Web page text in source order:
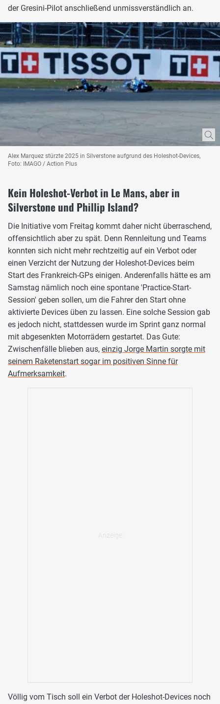
der Gresini-Pilot anschließend unmissverständlich an.
Alex Marquez stürzte 2025 in Silverstone aufgrund des Holeshot-Devices,
Foto: IMAGO / Action Plus
Kein Holeshot-Verbot in Le Mans, aber in
Silverstone und Phillip Island?
Die Initiative vom Freitag kommt daher nicht überraschend,
offensichtlich aber zu spät. Denn Rennleitung und Teams
konnten sich nicht mehr rechtzeitig auf ein Verbot oder
einen Verzicht der Nutzung der Holeshot-Devices beim
Start des Frankreich-GPs einigen. Anderenfalls hätte es am
Samstag nämlich noch eine spontane 'Practice-Start-
Session' geben sollen, um die Fahrer den Start ohne
aktivierte Devices üben zu lassen. Eine solche Session gab
es jedoch nicht, stattdessen wurde im Sprint ganz normal
mit abgesenkten Motorrädern gestartet. Das Gute:
Zwischenfälle blieben aus, einzig Jorge Martin sorgte mit
seinem Raketenstart sogar im positiven Sinne für
Aufmerksamkeit.
Völlig vom Tisch soll ein Verbot der Holeshot-Devices noch